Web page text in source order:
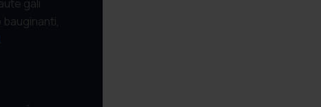
gali
.